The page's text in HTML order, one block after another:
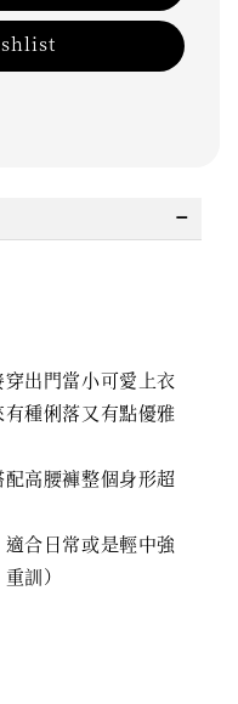
出門當小可愛上衣
種俐落又有點優雅
高腰褲整個身形超
合日常或是輕中強
訓）